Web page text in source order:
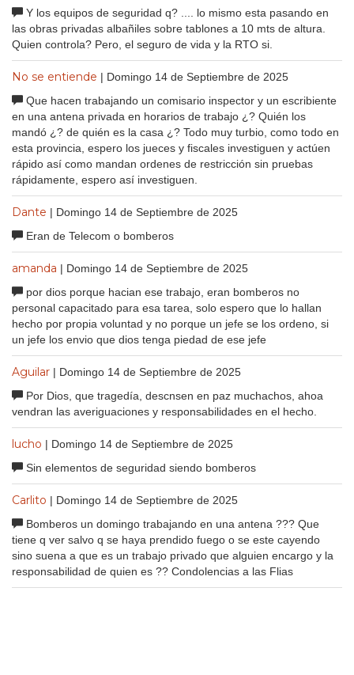
Y los equipos de seguridad q? .... lo mismo esta pasando en
las obras privadas albañiles sobre tablones a 10 mts de altura.
Quien controla? Pero, el seguro de vida y la RTO si.
No se entiende | Domingo 14 de Septiembre de 2025
Que hacen trabajando un comisario inspector y un escribiente
en una antena privada en horarios de trabajo ¿? Quién los
mandó ¿? de quién es la casa ¿? Todo muy turbio, como todo en
esta provincia, espero los jueces y fiscales investiguen y actúen
rápido así como mandan ordenes de restricción sin pruebas
rápidamente, espero así investiguen.
Dante | Domingo 14 de Septiembre de 2025
Eran de Telecom o bomberos
amanda | Domingo 14 de Septiembre de 2025
por dios porque hacian ese trabajo, eran bomberos no
personal capacitado para esa tarea, solo espero que lo hallan
hecho por propia voluntad y no porque un jefe se los ordeno, si
un jefe los envio que dios tenga piedad de ese jefe
Aguilar | Domingo 14 de Septiembre de 2025
Por Dios, que tragedía, descnsen en paz muchachos, ahoa
vendran las averiguaciones y responsabilidades en el hecho.
lucho | Domingo 14 de Septiembre de 2025
Sin elementos de seguridad siendo bomberos
Carlito | Domingo 14 de Septiembre de 2025
Bomberos un domingo trabajando en una antena ??? Que
tiene q ver salvo q se haya prendido fuego o se este cayendo
sino suena a que es un trabajo privado que alguien encargo y la
responsabilidad de quien es ?? Condolencias a las Flias